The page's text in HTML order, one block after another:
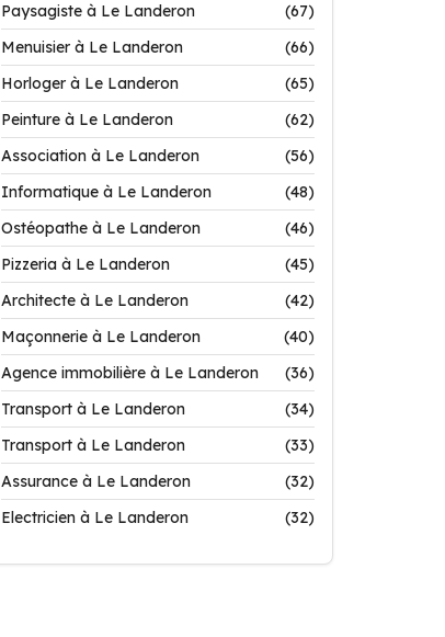
Paysagiste à Le Landeron
(67)
Menuisier à Le Landeron
(66)
Horloger à Le Landeron
(65)
Peinture à Le Landeron
(62)
Association à Le Landeron
(56)
Informatique à Le Landeron
(48)
Ostéopathe à Le Landeron
(46)
Pizzeria à Le Landeron
(45)
Architecte à Le Landeron
(42)
Maçonnerie à Le Landeron
(40)
Agence immobilière à Le Landeron
(36)
Transport à Le Landeron
(34)
Transport à Le Landeron
(33)
Assurance à Le Landeron
(32)
Electricien à Le Landeron
(32)